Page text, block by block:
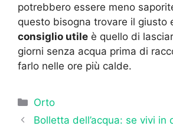
potrebbero essere meno
questo bisogna trovare il giusto
consiglio utile è quello di
giorni senza acqua prima di
farlo nelle ore più calde.
Categorie
Orto
Bolletta dell’acqua: se vivi in